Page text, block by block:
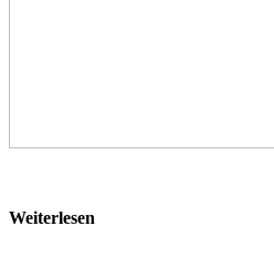
Weiterlesen